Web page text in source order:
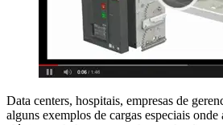
Data centers, hospitais, empresas de
alguns exemplos de cargas especiais